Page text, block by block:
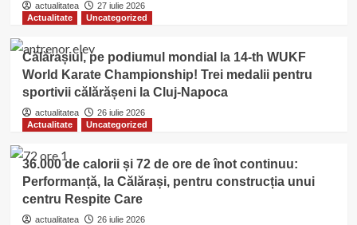
actualitatea
27 iulie 2026
Actualitate
Uncategorized
Călărașiul, pe podiumul mondial la 14-th WUKF
World Karate Championship! Trei medalii pentru
sportivii călărășeni la Cluj-Napoca
actualitatea
26 iulie 2026
Actualitate
Uncategorized
36.000 de calorii și 72 de ore de înot continuu:
Performanță, la Călărași, pentru construcția unui
centru Respite Care
actualitatea 26 iulie 2026